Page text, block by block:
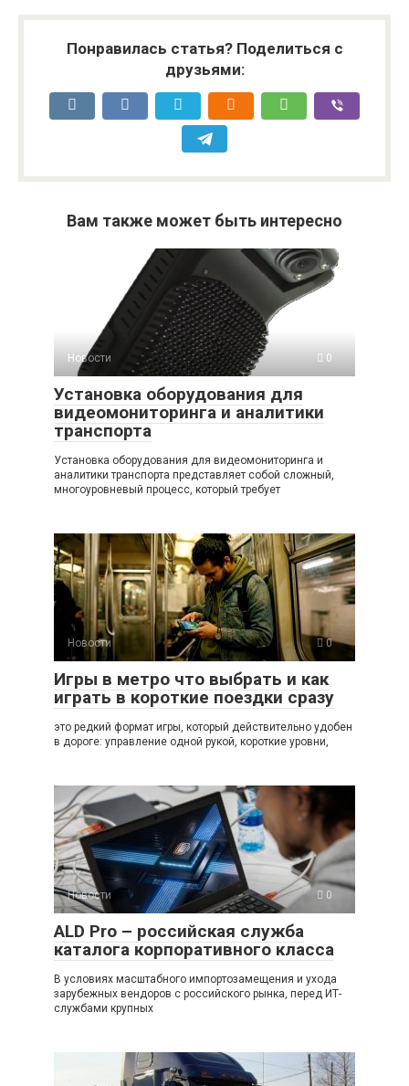
Понравилась статья? Поделиться с
друзьями:
Вам также может быть интересно
Новости 0
Установка оборудования для
видеомониторинга и аналитики
транспорта
Установка оборудования для видеомониторинга и
аналитики транспорта представляет собой сложный,
многоуровневый процесс, который требует
Новости 0
Игры в метро что выбрать и как
играть в короткие поездки сразу
это редкий формат игры, который действительно удобен
в дороге: управление одной рукой, короткие уровни,
Новости 0
ALD Pro – российская служба
каталога корпоративного класса
В условиях масштабного импортозамещения и ухода
зарубежных вендоров с российского рынка, перед ИТ-
службами крупных